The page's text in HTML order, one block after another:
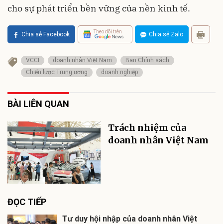
cho sự phát triển bền vững của nền kinh tế.
Chia sẻ Facebook Theo dõi trên Chia sẻ Zalo
VCCI doanh nhân Việt Nam
Ban Chính sách
Chiến lược Trung ương
doanh nghiệp
BÀI LIÊN QUAN
Trách nhiệm của
doanh nhân Việt Nam
ĐỌC TIẾP
Tư duy hội nhập của doanh nhân Việt